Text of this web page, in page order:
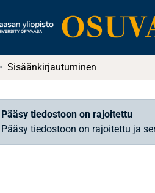
Sisäänkirjautuminen
Pääsy tiedostoon on rajoitettu
Pääsy tiedostoon on rajoitettu ja